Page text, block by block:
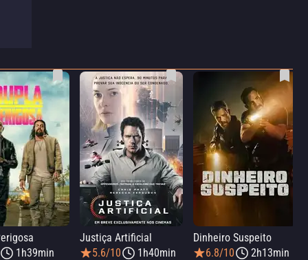
1h39min
Justiça Artificial
5.6/10
1h40min
Dinheiro Suspeito
6.8/10
2h13min